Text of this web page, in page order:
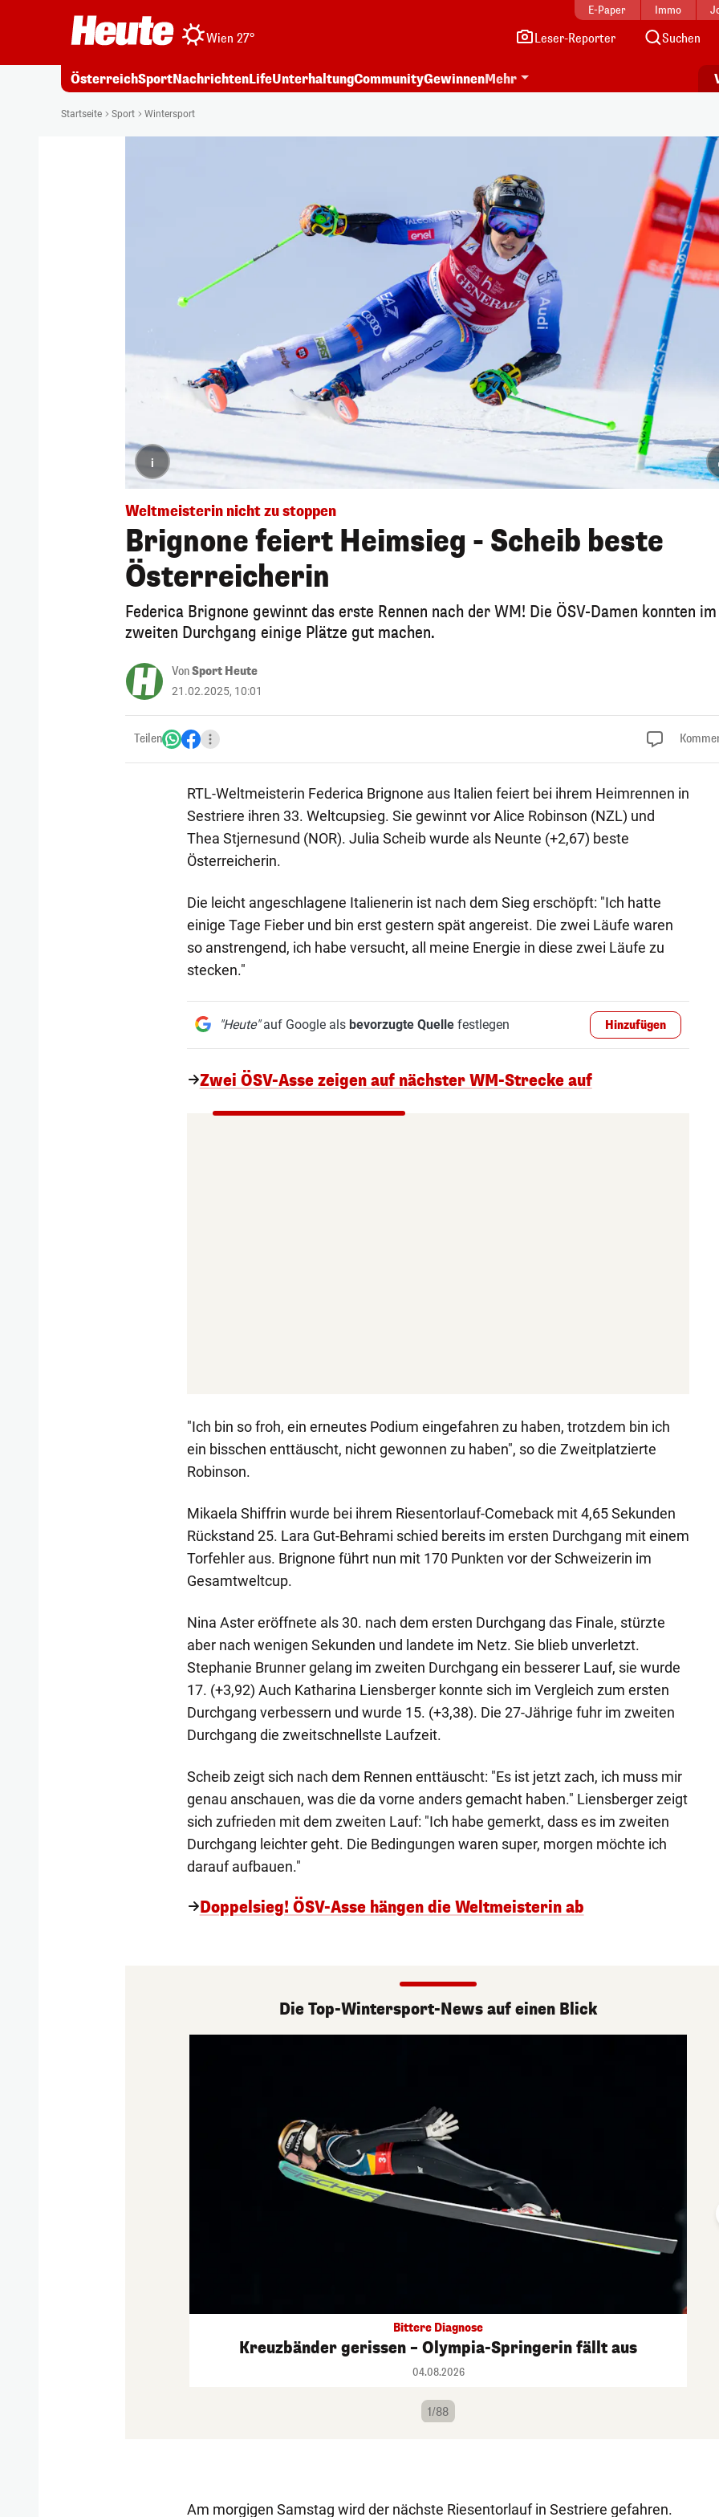
E-Paper Immo
Wien 27° Leser-Reporter Suchen
ÖsterreichSportNachrichtenLifeUnterhaltungCommunityGewinnenMehr
Startseite Sport Wintersport
i
Weltmeisterin nicht zu stoppen
Brignone feiert Heimsieg - Scheib beste
Österreicherin
Federica Brignone gewinnt das erste Rennen nach der WM! Die ÖSV-Damen konnten im
zweiten Durchgang einige Plätze gut machen.
VonSport Heute
21.02.2025, 10:01
Teilen
RTL-Weltmeisterin Federica Brignone aus Italien feiert bei ihrem Heimrennen in
Sestriere ihren 33. Weltcupsieg. Sie gewinnt vor Alice Robinson (NZL) und
Thea Stjernesund (NOR). Julia Scheib wurde als Neunte (+2,67) beste
Österreicherin.
Die leicht angeschlagene Italienerin ist nach dem Sieg erschöpft: "Ich hatte
einige Tage Fieber und bin erst gestern spät angereist. Die zwei Läufe waren
so anstrengend, ich habe versucht, all meine Energie in diese zwei Läufe zu
stecken."
"Heute"auf Google als bevorzugte Quellefestlegen Hinzufügen
Zwei ÖSV-Asse zeigen auf nächster WM-Strecke auf
"Ich bin so froh, ein erneutes Podium eingefahren zu haben, trotzdem bin ich
ein bisschen enttäuscht, nicht gewonnen zu haben", so die Zweitplatzierte
Robinson.
Mikaela Shiffrin wurde bei ihrem Riesentorlauf-Comeback mit 4,65 Sekunden
Rückstand 25. Lara Gut-Behrami schied bereits im ersten Durchgang mit einem
Torfehler aus. Brignone führt nun mit 170 Punkten vor der Schweizerin im
Gesamtweltcup.
Nina Aster eröffnete als 30. nach dem ersten Durchgang das Finale, stürzte
aber nach wenigen Sekunden und landete im Netz. Sie blieb unverletzt.
Stephanie Brunner gelang im zweiten Durchgang ein besserer Lauf, sie wurde
17. (+3,92) Auch Katharina Liensberger konnte sich im Vergleich zum ersten
Durchgang verbessern und wurde 15. (+3,38). Die 27-Jährige fuhr im zweiten
Durchgang die zweitschnellste Laufzeit.
Scheib zeigt sich nach dem Rennen enttäuscht: "Es ist jetzt zach, ich muss mir
genau anschauen, was die da vorne anders gemacht haben." Liensberger zeigt
sich zufrieden mit dem zweiten Lauf: "Ich habe gemerkt, dass es im zweiten
Durchgang leichter geht. Die Bedingungen waren super, morgen möchte ich
darauf aufbauen."
Doppelsieg! ÖSV-Asse hängen die Weltmeisterin ab
Die Top-Wintersport-News auf einen Blick
Bittere Diagnose
Kreuzbänder gerissen – Olympia-Springerin fällt aus
04.08.2026
1/88
Am morgigen Samstag wird der nächste Riesentorlauf in Sestriere gefahren.